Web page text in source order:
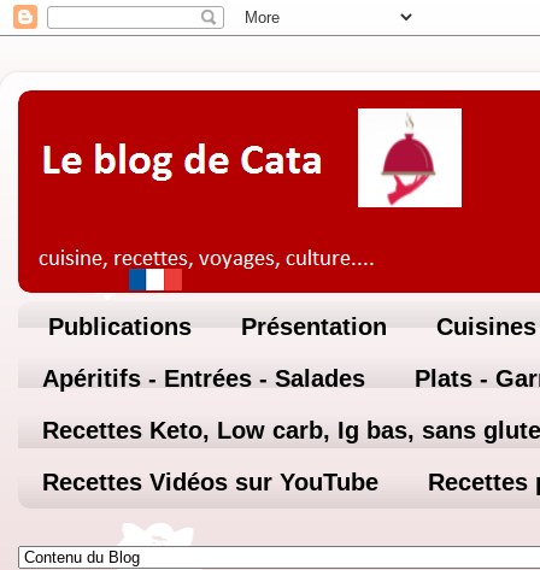
Publications Présentation
Apéritifs - Entrées - Salades
Plats -
Recettes Keto, Low carb, Ig bas, sans
Recettes Vidéos sur YouTube
Recettes